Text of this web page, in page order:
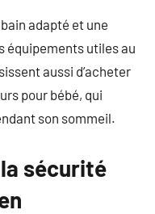
adapté et une
équipements utiles au
aussi d’acheter
pour bébé, qui
son sommeil.
sécurité